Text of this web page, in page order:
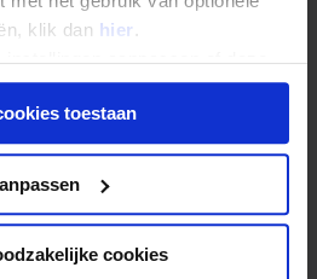
klik dan hier .
aanpassen of deze
gewenst moment voor de
toestaan
cookies
in?